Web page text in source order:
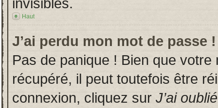
Haut
J’ai perdu mon mot de passe !
Pas de panique ! Bien que
récupéré, il peut toutefois être
connexion, cliquez sur J’ai